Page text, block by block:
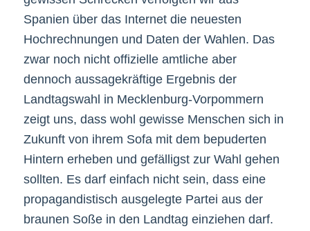
Spanien über das Internet die neuesten
Hochrechnungen und Daten der Wahlen. Das
zwar noch nicht offizielle amtliche aber
dennoch aussagekräftige Ergebnis der
Landtagswahl in Mecklenburg-Vorpommern
zeigt uns, dass wohl gewisse Menschen sich in
Zukunft von ihrem Sofa mit dem bepuderten
Hintern erheben und gefälligst zur Wahl gehen
sollten. Es darf einfach nicht sein, dass eine
propagandistisch ausgelegte Partei aus der
braunen Soße in den Landtag einziehen darf.